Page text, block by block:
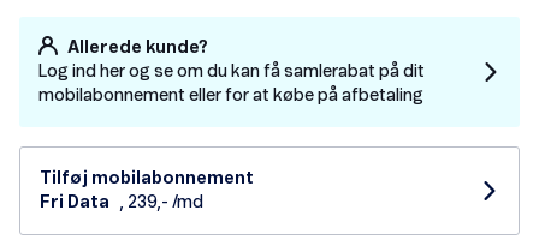
Allerede kunde?
Log ind her og se om du kan få samlerabat på dit
mobilabonnement eller for at købe på afbetaling
Tilføj mobilabonnement
Fri Data
, 239,- /md